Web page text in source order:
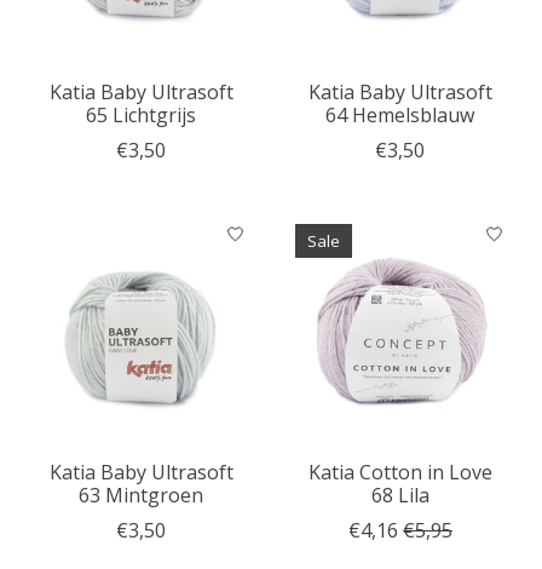
Katia Baby Ultrasoft
65 Lichtgrijs
€3,50
Katia Baby Ultrasoft
64 Hemelsblauw
€3,50
Katia Baby Ultrasoft
63 Mintgroen
€3,50
Sale
Katia Cotton in Love
68 Lila
€4,16 €5,95